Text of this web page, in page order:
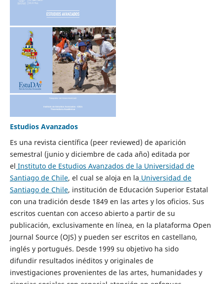
Estudios Avanzados
Es una revista científica (peer reviewed) de aparición
semestral (junio y diciembre de cada año) editada por
el Instituto de Estudios Avanzados de la Universidad de
Santiago de Chile, el cual se aloja en la Universidad de
Santiago de Chile, institución de Educación Superior Estatal
con una tradición desde 1849 en las artes y los oficios. Sus
escritos cuentan con acceso abierto a partir de su
publicación, exclusivamente en línea, en la plataforma Open
Journal Source (OJS) y pueden ser escritos en castellano,
inglés y portugués. Desde 1999 su objetivo ha sido
difundir resultados inéditos y originales de
investigaciones provenientes de las artes, humanidades y